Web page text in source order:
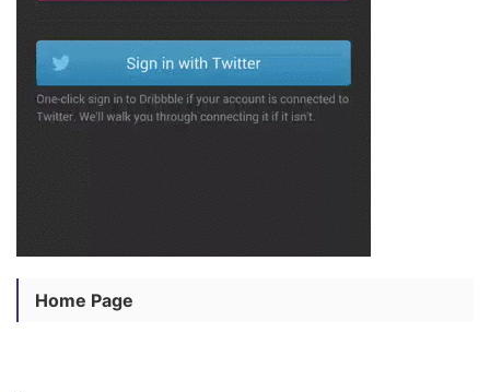
Home Page